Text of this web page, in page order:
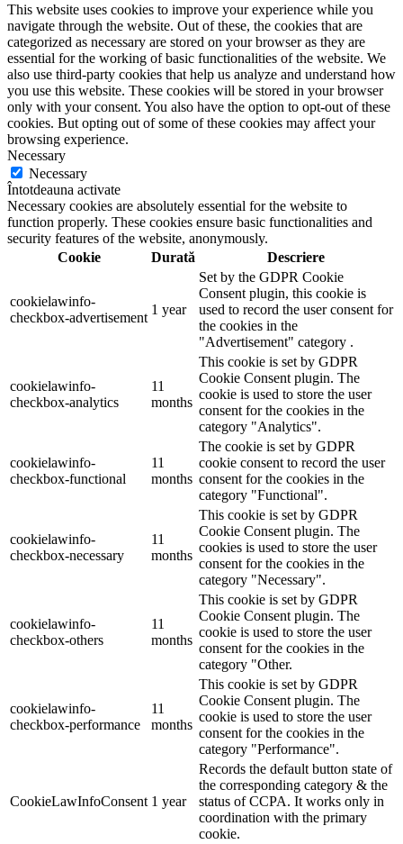
This website uses cookies to improve your experience while you
navigate through the website. Out of these, the cookies that are
categorized as necessary are stored on your browser as they are
essential for the working of basic functionalities of the website. We
also use third-party cookies that help us analyze and understand how
you use this website. These cookies will be stored in your browser
only with your consent. You also have the option to opt-out of these
cookies. But opting out of some of these cookies may affect your
browsing experience.
Necessary
Necessary
Întotdeauna activate
Necessary cookies are absolutely essential for the website to
function properly. These cookies ensure basic functionalities and
security features of the website, anonymously.
Cookie
Durată Descriere
cookielawinfo-
checkbox-advertisement
1 year
Set by the GDPR Cookie
Consent plugin, this cookie is
used to record the user consent for
the cookies in the
"Advertisement" category .
cookielawinfo-
checkbox-analytics
11
months
This cookie is set by GDPR
Cookie Consent plugin. The
cookie is used to store the user
consent for the cookies in the
category "Analytics".
cookielawinfo-
checkbox-functional
11
months
The cookie is set by GDPR
cookie consent to record the user
consent for the cookies in the
category "Functional".
cookielawinfo-
checkbox-necessary
11
months
This cookie is set by GDPR
Cookie Consent plugin. The
cookies is used to store the user
consent for the cookies in the
category "Necessary".
cookielawinfo-
checkbox-others
11
months
This cookie is set by GDPR
Cookie Consent plugin. The
cookie is used to store the user
consent for the cookies in the
category "Other.
cookielawinfo-
checkbox-performance
11
months
This cookie is set by GDPR
Cookie Consent plugin. The
cookie is used to store the user
consent for the cookies in the
category "Performance".
CookieLawInfoConsent 1 year
Records the default button state of
the corresponding category & the
status of CCPA. It works only in
coordination with the primary
cookie.